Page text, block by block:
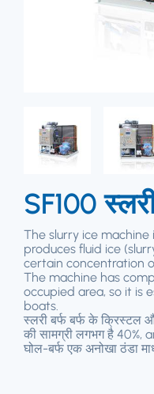
SF100
The slurry ice
produces fluid ice (
certain concentration
The machine has
occupied area, so it is
boats
स्लरी बर्फ बर्फ के क्रिस्टल
की सामग्री लगभग है 40%,
घोल-बर्फ एक अनोखा ठंडा